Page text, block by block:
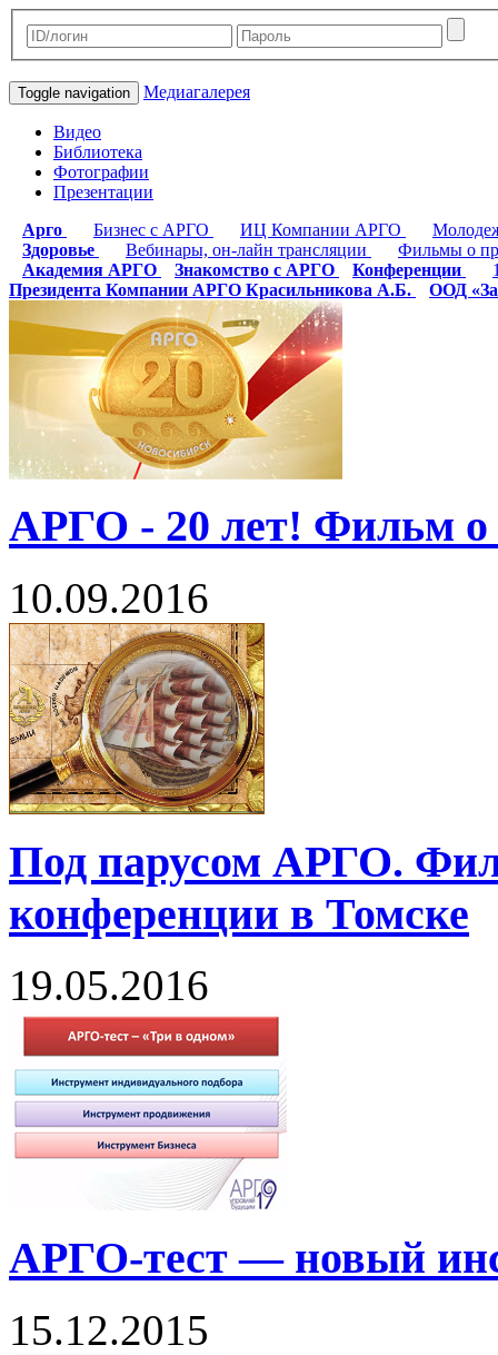
Toggle navigation Медиагалерея
Видео
Библиотека
Фотографии
Презентации
Арго
Бизнес с АРГО ИЦ Компании АРГО
Здоровье
Вебинары, он-лайн трансляции
Фильмы о
Академия АРГО
Знакомство с АРГО Конференции
Президента Компании АРГО Красильникова А.Б.
ООД «За
АРГО - 20 лет! Фильм
10.09.2016
Под парусом АРГО.
конференции в Томске
19.05.2016
АРГО-тест — новый
15.12.2015